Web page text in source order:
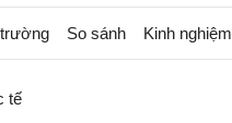
So sánh Kinh nghiệm
tế